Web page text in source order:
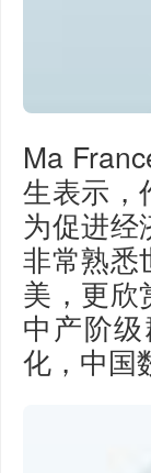
Ma
生表示，
为促进
非常熟悉
美，更欣
中产阶
化，中国